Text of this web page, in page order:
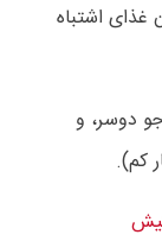
غذای اشتباه
جو دوسر، و
کم).